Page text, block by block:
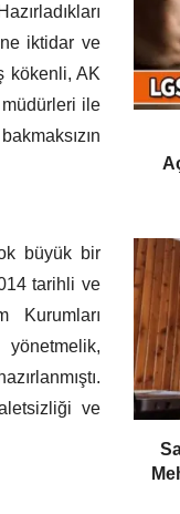
iktidar ve
kökenli, AK
ile
büyük bir
tarihli ve
Kurumları
ve